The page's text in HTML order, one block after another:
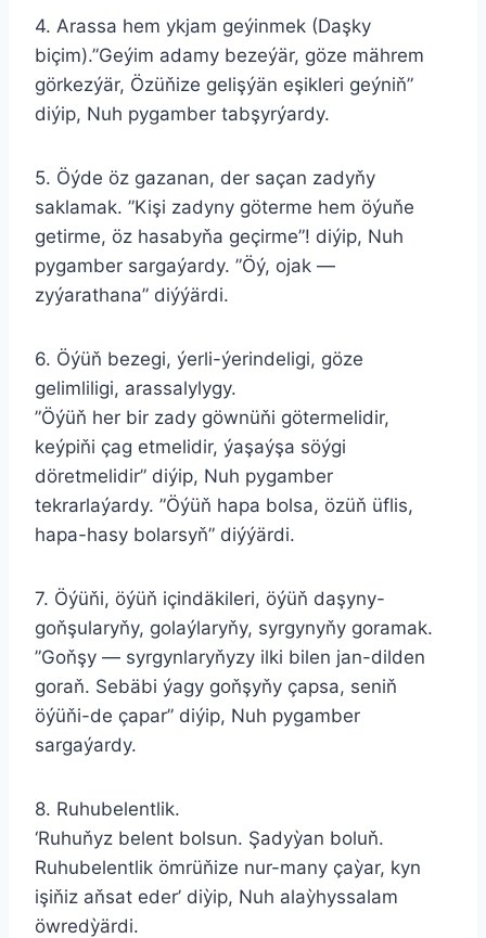
4. Arassa hem ykjam geýinmek (Daşky
biçim).”Geýim adamy bezeýär, göze mährem
görkezýär, Özüňize gelişýän eşikleri geýniň”
diýip, Nuh pygamber tabşyrýardy.
5. Öýde öz gazanan, der saçan zadyňy
saklamak. ”Kişi zadyny göterme hem öýuňe
getirme, öz hasabyňa geçirme”! diýip, Nuh
pygamber sargaýardy. ”Öý, ojak —
zyýarathana” diýýärdi.
6. Öýüň bezegi, ýerli-ýerindeligi, göze
gelimliligi, arassalylygy.
”Öýüň her bir zady göwnüňi götermelidir,
keýpiňi çag etmelidir, ýaşaýşa söýgi
döretmelidir” diýip, Nuh pygamber
tekrarlaýardy. ”Öýüň hapa bolsa, özüň üflis,
hapa-hasy bolarsyň” diýýärdi.
7. Öýüňi, öýüň içindäkileri, öýüň daşyny-
goňşularyňy, golaýlaryňy, syrgynyňy goramak.
”Goňşy — syrgynlaryňyzy ilki bilen jan-dilden
goraň. Sebäbi ýagy goňşyňy çapsa, seniň
öýüňi-de çapar” diýip, Nuh pygamber
sargaýardy.
8. Ruhubelentlik.
‘Ruhuňyz belent bolsun. Şadyỳan boluň.
Ruhubelentlik ömrüňize nur-many çaỳar, kyn
işiňiz aňsat eder’ diỳip, Nuh alaỳhyssalam
öwredỳärdi.